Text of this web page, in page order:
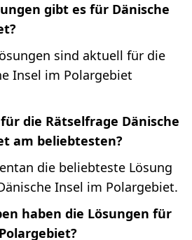
gibt es für Dänische
sind aktuell für die
Insel im Polargebiet
die Rätselfrage Dänische
am beliebtesten?
die beliebteste Lösung
Insel im Polargebiet.
haben die Lösungen für